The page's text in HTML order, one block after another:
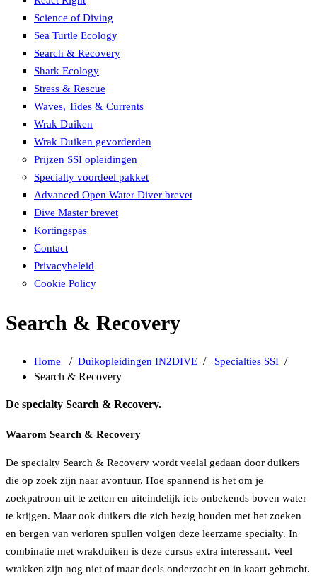
Science of Diving
Sea Turtle Ecology
Search & Recovery
Shark Ecology
Stress & Rescue
Waves, Tides & Currents
Wrak Duiken
Wrak Duiken gevorderden
Prijzen SSI opleidingen
Specialty voordeel pakket
Advanced Open Water Diver brevet
Dive Master brevet
Kortingspas
Contact
Privacybeleid
Cookie Policy
Search & Recovery
Home / Duikopleidingen IN2DIVE / Specialties SSI /
Search & Recovery
De specialty Search & Recovery.
Waarom Search & Recovery
De specialty Search & Recovery wordt veelal gedaan door duikers
die op zoek zijn naar avontuur. Hoe spannend is het om je
zoekpatroon uit te zetten en uiteindelijk iets onbekends boven water
te krijgen. Maar ook duikers die zich bezig houden met het zoeken
en bergen van verloren spullen volgen deze leerzame specialty. In
combinatie met wrakduiken is deze cursus extra interessant. Veel
wrakken zijn nog niet of maar deels onderzocht en in kaart gebracht.